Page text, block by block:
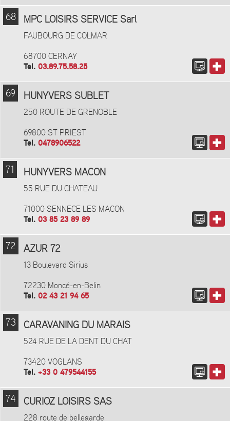
68 MPC LOISIRS SERVICE Sarl
FAUBOURG DE COLMAR
68700 CERNAY
Tel. 03.89.75.58.25
69 HUNYVERS SUBLET
250 ROUTE DE GRENOBLE
69800 ST PRIEST
Tel. 0478906522
71 HUNYVERS MACON
55 RUE DU CHATEAU
71000 SENNECE LES MACON
Tel. 03 85 23 89 89
72 AZUR 72
13 Boulevard Sirius
72230 Moncé-en-Belin
Tel. 02 43 21 94 65
73 CARAVANING DU MARAIS
524 RUE DE LA DENT DU CHAT
73420 VOGLANS
Tel. +33 0 479544155
74 CURIOZ LOISIRS SAS
228 route de bellegarde